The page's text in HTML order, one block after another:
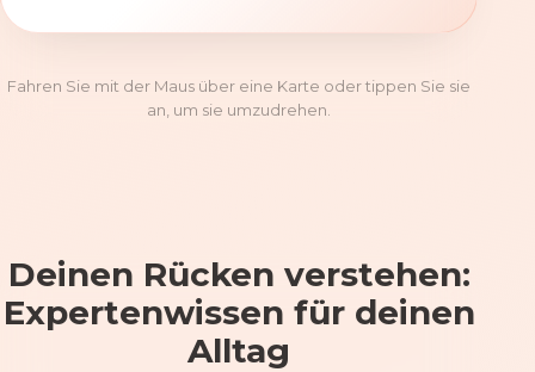
Fahren Sie mit der Maus über eine Karte oder tippen Sie sie
an, um sie umzudrehen.
Deinen Rücken verstehen:
Expertenwissen für deinen
Alltag